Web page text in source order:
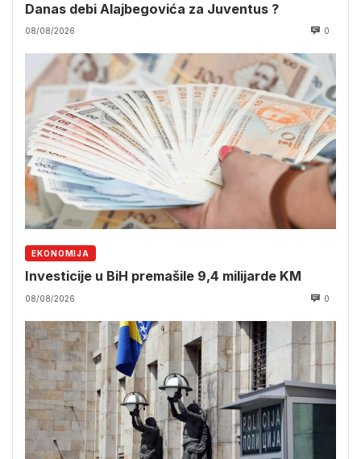
Danas debi Alajbegovića za Juventus ?
08/08/2026 0
EKONOMIJA
Investicije u BiH premašile 9,4 milijarde KM
08/08/2026 0